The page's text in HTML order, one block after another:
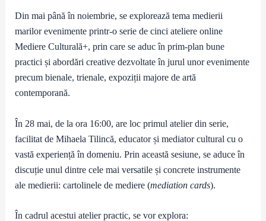
Din mai până în noiembrie, se explorează tema medierii
marilor evenimente printr-o serie de cinci ateliere online
Mediere Culturală+, prin care se aduc în prim-plan bune
practici și abordări creative dezvoltate în jurul unor evenimente
precum bienale, trienale, expoziții majore de artă
contemporană.
În 28 mai, de la ora 16:00, are loc primul atelier din serie,
facilitat de Mihaela Tilincă, educator și mediator cultural cu o
vastă experiență în domeniu. Prin această sesiune, se aduce în
discuție unul dintre cele mai versatile și concrete instrumente
ale medierii: cartolinele de mediere (mediation cards).
În cadrul acestui atelier practic, se vor explora: